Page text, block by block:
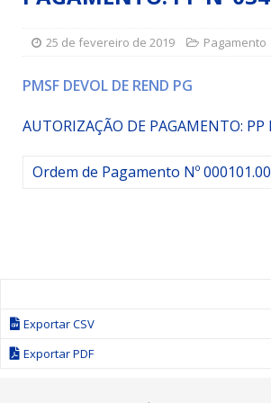
[ 15 de julho de 2026 ]
DESTAQUE
25 de fevereiro de 2019 Pagamento
PMSF DEVOL DE REND PG
AUTORIZAÇÃO DE PAGAMENTO: PP
Ordem de Pagamento Nº
Exportar CSV
Exportar PDF